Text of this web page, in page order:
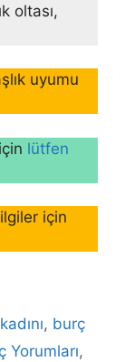
oltası,
uyumu
lütfen
için
, burç
Yorumları,